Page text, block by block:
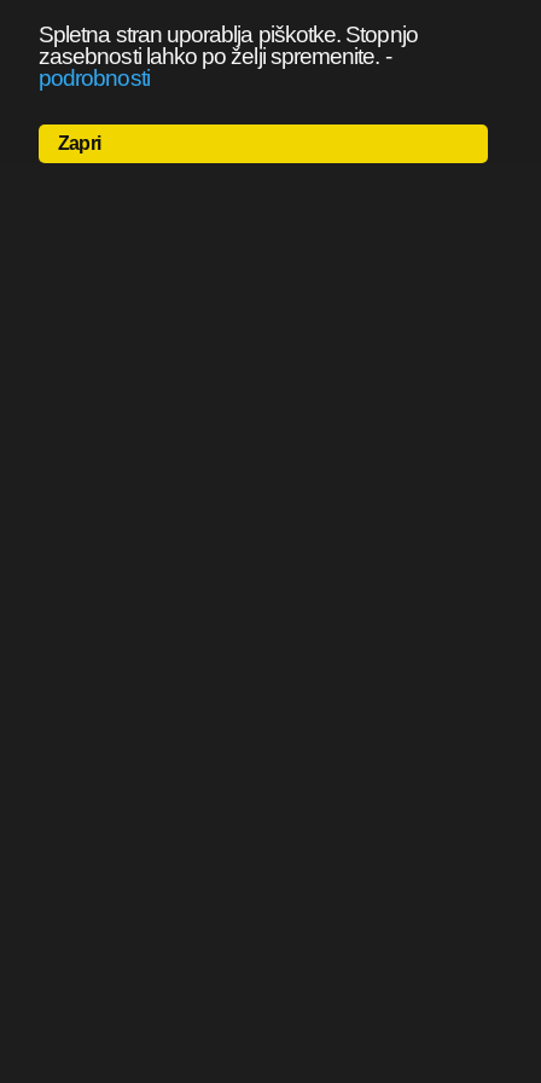
Spletna stran uporablja piškotke. Stopnjo
zasebnosti lahko po želji spremenite. -
podrobnosti
Zapri